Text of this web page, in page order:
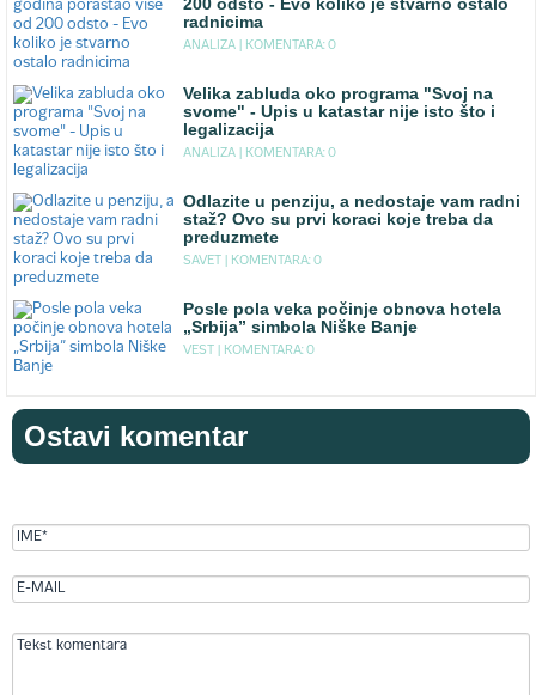
radnicima
ANALIZA | KOMENTARA: 0
Velika zabluda oko programa "Svoj na
svome" - Upis u katastar nije isto što i
legalizacija
ANALIZA | KOMENTARA: 0
Odlazite u penziju, a nedostaje vam radni
staž? Ovo su prvi koraci koje treba da
preduzmete
SAVET | KOMENTARA: 0
Posle pola veka počinje obnova hotela
„Srbija” simbola Niške Banje
VEST | KOMENTARA: 0
Ostavi komentar